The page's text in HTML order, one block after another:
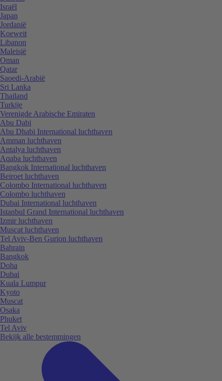
Israël
Japan
Jordanië
Koeweit
Libanon
Maleisië
Oman
Qatar
Saoedi-Arabië
Sri Lanka
Thailand
Turkije
Verenigde Arabische Emiraten
Abu Dabi
Abu Dhabi International luchthaven
Amman luchthaven
Antalya luchthaven
Aqaba luchthaven
Bangkok International luchthaven
Beiroet luchthaven
Colombo International luchthaven
Colombo luchthaven
Dubai International luchthaven
Istanbul Grand International luchthaven
Izmir luchthaven
Muscat luchthaven
Tel Aviv-Ben Gurion luchthaven
Bahrain
Bangkok
Doha
Dubai
Kuala Lumpur
Kyoto
Muscat
Osaka
Phuket
Tel Aviv
Bekijk alle bestemmingen